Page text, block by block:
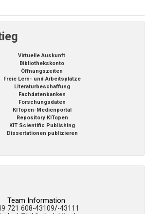
Virtuelle Auskunft
Bibliothekskonto
Öffnungszeiten
Freie Lern- und Arbeitsplätze
Literaturbeschaffung
Fachdatenbanken
Forschungsdaten
KITopen-Medienportal
Repository KITopen
KIT Scientific Publishing
Dissertationen publizieren
Team Information
721 608-43109/-43111